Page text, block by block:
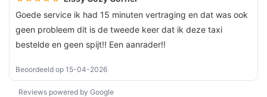
Goede service ik had 15 minuten vertraging en dat was ook
geen probleem dit is de tweede keer dat ik deze taxi
bestelde en geen spijt!! Een aanrader!!
Beoordeeld op 15-04-2026
Reviews powered by Google